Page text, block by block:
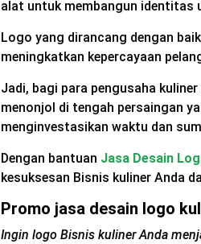
alat untuk membangun identitas
Logo yang dirancang dengan
meningkatkan kepercayaan
Jadi, bagi para pengusaha
menonjol di tengah persaingan
menginvestasikan waktu dan
Dengan bantuan Jasa Desain
kesuksesan Bisnis kuliner Anda
Promo jasa desain logo
Ingin logo Bisnis kuliner Anda